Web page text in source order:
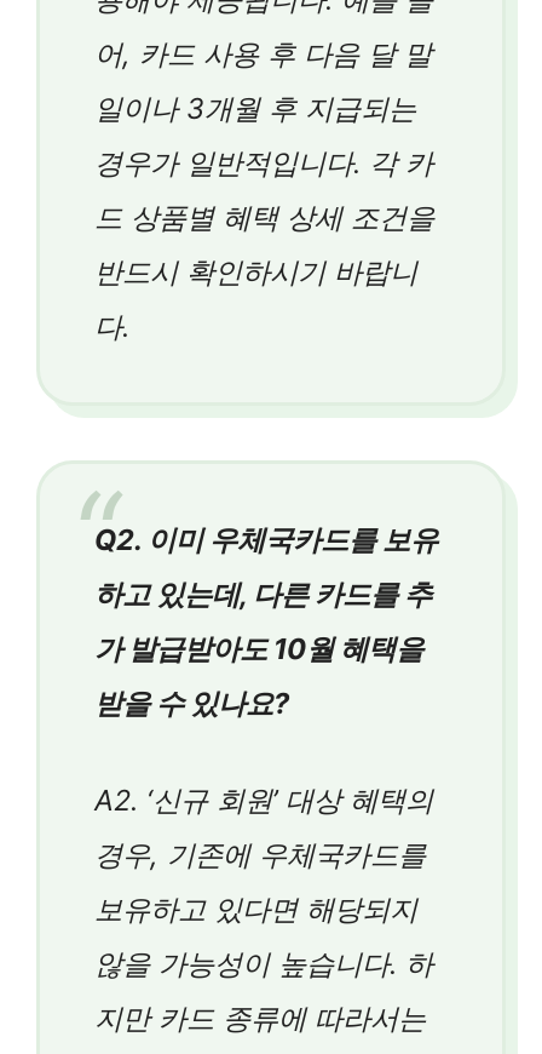
어, 카드 사용 후 다음 달 말
일이나 3개월 후 지급되는
경우가 일반적입니다. 각 카
드 상품별 혜택 상세 조건을
반드시 확인하시기 바랍니
다.
Q2. 이미 우체국카드를 보유
하고 있는데, 다른 카드를 추
가 발급받아도 10월 혜택을
받을 수 있나요?
A2. ‘신규 회원’ 대상 혜택의
경우, 기존에 우체국카드를
보유하고 있다면 해당되지
않을 가능성이 높습니다. 하
지만 카드 종류에 따라서는